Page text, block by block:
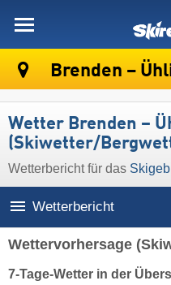
Brenden –
Wetter Brenden –
(Skiwetter/
Wetterbericht für das
Wetterbericht
Wettervorhersage
7-Tage-Wetter in der